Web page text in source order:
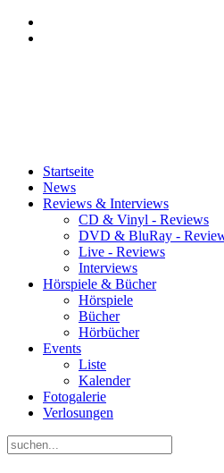
Startseite
News
Reviews & Interviews
CD & Vinyl - Reviews
DVD & BluRay -
Live - Reviews
Interviews
Hörspiele & Bücher
Hörspiele
Bücher
Hörbücher
Events
Liste
Kalender
Fotogalerie
Verlosungen